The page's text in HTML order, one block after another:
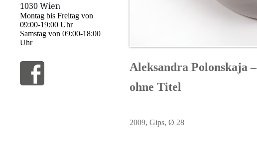
1030 Wien
Montag bis Freitag von
09:00-19:00 Uhr
Samstag von 09:00-18:00
Uhr
Aleksandra Polonskaja –
ohne Titel
2009, Gips, Ø 28